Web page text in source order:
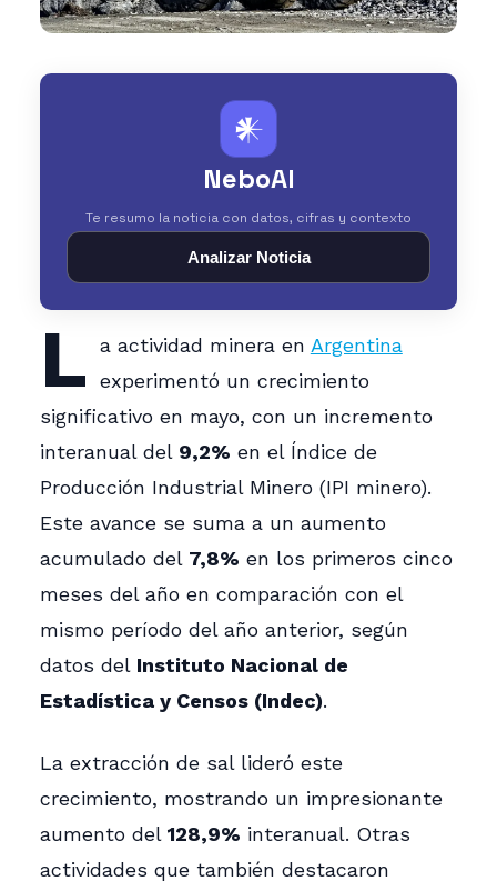
𒀭
NeboAI
Te resumo la noticia con datos, cifras y contexto
Analizar Noticia
L a actividad minera en Argentina
experimentó un crecimiento
significativo en mayo, con un incremento
interanual del 9,2% en el Índice de
Producción Industrial Minero (IPI minero).
Este avance se suma a un aumento
acumulado del 7,8% en los primeros cinco
meses del año en comparación con el
mismo período del año anterior, según
datos del Instituto Nacional de
Estadística y Censos (Indec).
La extracción de sal lideró este
crecimiento, mostrando un impresionante
aumento del 128,9% interanual. Otras
actividades que también destacaron